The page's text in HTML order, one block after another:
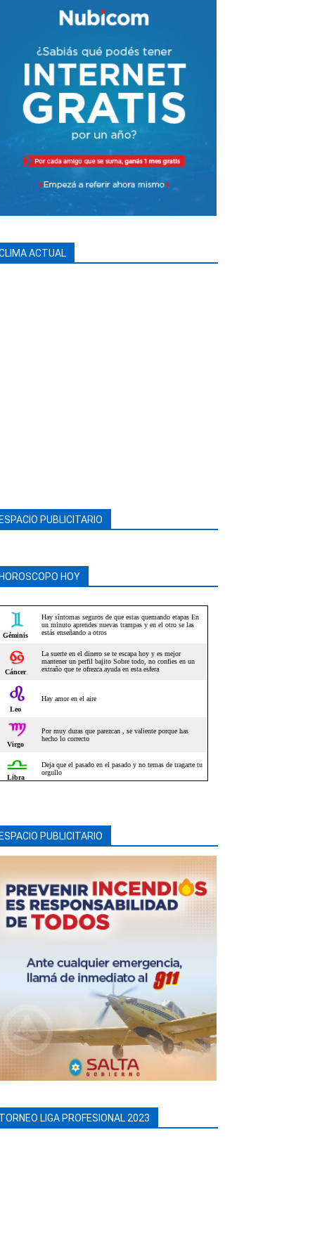
ACTUAL
ESPACIO PUBLICITARIO
HOROSCOPO HOY
ESPACIO PUBLICITARIO
TORNEO LIGA PROFESIONAL 2023